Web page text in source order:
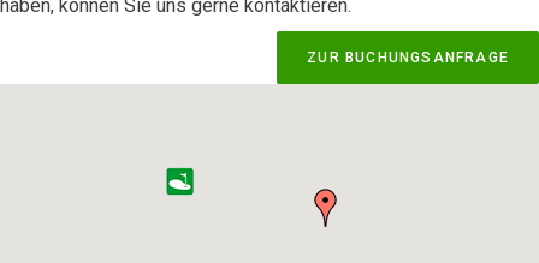
haben, können Sie uns gerne kontaktieren.
ZUR BUCHUNGSANFRAGE